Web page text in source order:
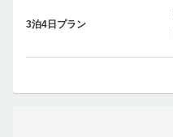
3泊4日プラン